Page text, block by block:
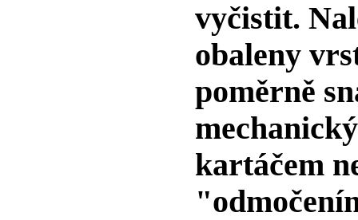
vyčistit.
obaleny
poměrně
kartáčem